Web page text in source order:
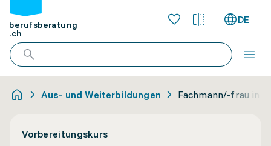
berufsberatung
.ch
DE
Aus- und Weiterbildungen Fachmann/-frau in
Vorbereitungskurs